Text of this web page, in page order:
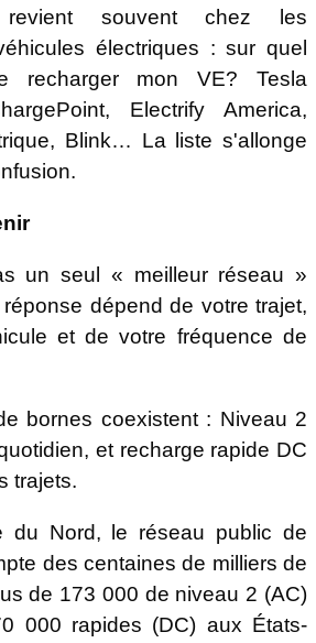
ses sessions de recharge en Amérique du
des bornes de tous les réseaux en
pour les flottes d'entreprise ?
souvent chez les
électriques : sur quel
recharger mon VE? Tesla
Electrify America,
Blink… La liste s'allonge
un seul « meilleur réseau »
dépend de votre trajet,
et de votre fréquence de
bornes coexistent : Niveau 2
et recharge rapide DC
trajets.
du Nord, le réseau public de
des centaines de milliers de
de 173 000 de niveau 2 (AC)
000 rapides (DC) aux États-